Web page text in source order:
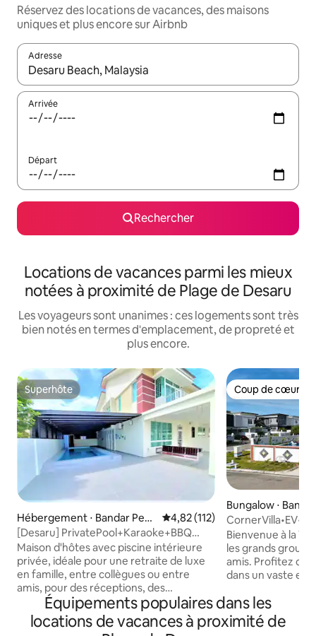
Réservez des locations de vacances, des maisons
uniques et plus encore sur Airbnb
Adresse
Lorsque les résultats s'affichent, utilisez les flèches vers le
Arrivée
Départ
Rechercher
Locations de vacances parmi les mieux
notées à proximité de Plage de Desaru
Les voyageurs sont unanimes : ces logements sont très
bien notés en termes d'emplacement, de propreté et
plus encore.
Superhôte
Superhôte
Hébergement ⋅ Bandar Pena
war
Évaluation moyenne sur la
4,82 (112)
[Desaru] PrivatePool+Karaoke+BBQ
Sea&Blue Homestay
Maison d'hôtes avec piscine intérieure
privée, idéale pour une retraite de luxe
en famille, entre collègues ou entre
amis, pour des réceptions, des
événements ou un voyage d'affaires
Piscine privée, chaise pivotante, Wi-Fi,
climatisation complète, canapé
Coup de cœur
Coup de cœur
Bungalow ⋅
Bienvenue à la
les grands
amis. Profitez du
dans un vaste espace
literie de qualité
sommeil 5 étoiles DIVERTISSEMENT
- Piscine enterrée
Équipements populaires dans les
locations de vacances à proximité de